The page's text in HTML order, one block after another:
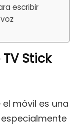
escribir
Stick
móvil es una